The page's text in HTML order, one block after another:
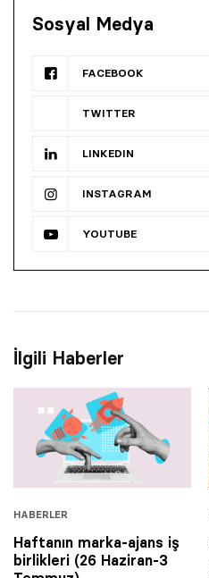
Sosyal Medya
FACEBOOK
TWITTER
LINKEDIN
INSTAGRAM
YOUTUBE
İlgili Haberler
HABERLER
Haftanın marka-ajans iş
birlikleri (26 Haziran-3